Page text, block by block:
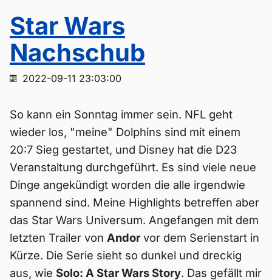
Star Wars
Nachschub
2022-09-11 23:03:00
So kann ein Sonntag immer sein. NFL geht
wieder los, "meine" Dolphins sind mit einem
20:7 Sieg gestartet, und Disney hat die D23
Veranstaltung durchgeführt. Es sind viele neue
Dinge angekündigt worden die alle irgendwie
spannend sind. Meine Highlights betreffen aber
das Star Wars Universum. Angefangen mit dem
letzten Trailer von Andorvor dem Serienstart in
Kürze. Die Serie sieht so dunkel und dreckig
aus, wie Solo: A Star Wars Story. Das gefällt mir